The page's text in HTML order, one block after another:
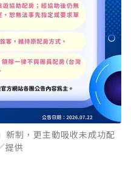
制，更主動吸收未成功配
提供